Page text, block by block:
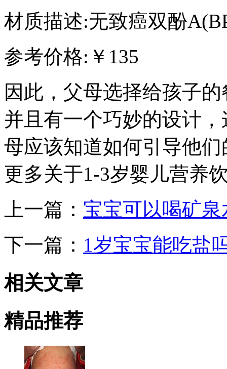
材质描述:无致癌双酚
参考价格:￥135
因此，父母选择给孩子
并且有一个巧妙的设计
母应该知道如何引导他
更多关于1-3岁婴儿营养
上一篇： 宝宝可以喝矿
下一篇： 1岁宝宝能吃盐
相关文章
精品推荐